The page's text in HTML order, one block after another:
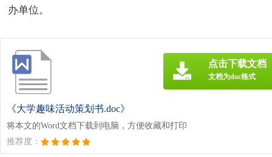
办单位。
《大学趣味活动策划书.doc》
将本文的Word文档下载到电脑，方便收藏和打印
推荐度：
点击下载文档
文档为doc格式